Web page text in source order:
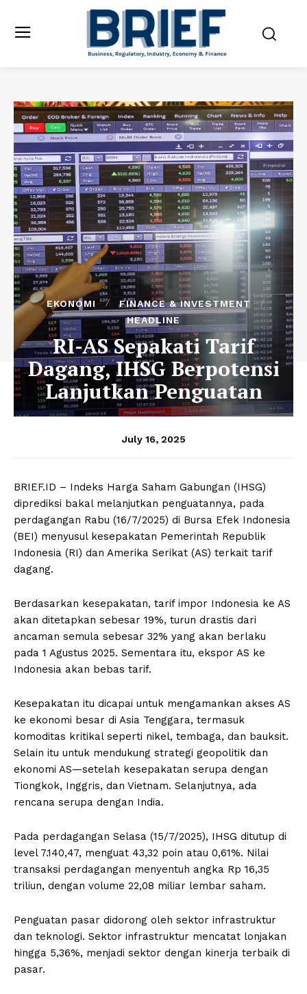
EKONOMI
FINANCE & INVESTMENT
HEADLINE
RI-AS Sepakati Tarif
Dagang, IHSG Berpotensi
Lanjutkan Penguatan
July 16, 2025
BRIEF.ID – Indeks Harga Saham Gabungan (IHSG)
diprediksi bakal melanjutkan penguatannya, pada
perdagangan Rabu (16/7/2025) di Bursa Efek Indonesia
(BEI) menyusul kesepakatan Pemerintah Republik
Indonesia (RI) dan Amerika Serikat (AS) terkait tarif
dagang.
Berdasarkan kesepakatan, tarif impor Indonesia ke AS
akan ditetapkan sebesar 19%, turun drastis dari
ancaman semula sebesar 32% yang akan berlaku
pada 1 Agustus 2025. Sementara itu, ekspor AS ke
Indonesia akan bebas tarif.
Kesepakatan itu dicapai untuk mengamankan akses AS
ke ekonomi besar di Asia Tenggara, termasuk
komoditas kritikal seperti nikel, tembaga, dan bauksit.
Selain itu untuk mendukung strategi geopolitik dan
ekonomi AS—setelah kesepakatan serupa dengan
Tiongkok, Inggris, dan Vietnam. Selanjutnya, ada
rencana serupa dengan India.
Pada perdagangan Selasa (15/7/2025), IHSG ditutup di
level 7.140,47, menguat 43,32 poin atau 0,61%. Nilai
transaksi perdagangan menyentuh angka Rp 16,35
triliun, dengan volume 22,08 miliar lembar saham.
Penguatan pasar didorong oleh sektor infrastruktur
dan teknologi. Sektor infrastruktur mencatat lonjakan
hingga 5,36%, menjadi sektor dengan kinerja terbaik di
pasar.